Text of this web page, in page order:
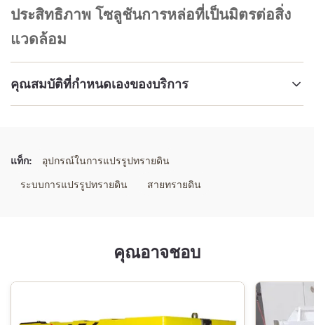
ประสิทธิภาพ โซลูชันการหล่อที่เป็นมิตรต่อสิ่ง
แวดล้อม
คุณสมบัติที่กำหนดเองของบริการ
แม่นยํา สายการผลิตทรายเรซินที่เป็นมิตรต่อสิ่งแวดล้อม
Environmentally Friendly Resin Sand Production Line
แท็ก:
อุปกรณ์ในการแปรรูปทรายดิน
ระบบการแปรรูปทรายดิน
สายทรายดิน
คุณอาจชอบ